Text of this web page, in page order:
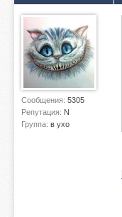
Сообщения: 5305
Репутация: N
Группа: в ухо